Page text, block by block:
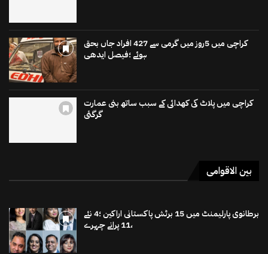
کراچی میں 5روز میں گرمی سے 427 افراد جاں بحق
ہوئے ؛فیصل ایدھی
کراچی میں پلاٹ کی کھدائی کے سبب ساتھ بنی عمارت
گرگئی
بین الاقوامی
برطانوی پارلیمنٹ میں 15 برٹش پاکستانی اراکین ؛4 نئے
،11 پرانے چہرے